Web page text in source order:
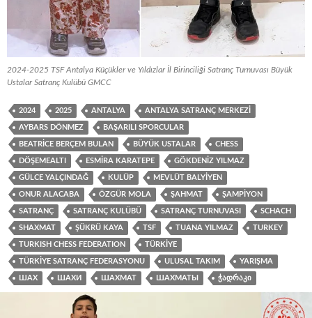
2024-2025 TSF Antalya Küçükler ve Yıldızlar İl Birinciliği Satranç Turnuvası Büyük
Ustalar Satranç Kulübü GMCC
2024 2025 ANTALYA ANTALYA SATRANÇ MERKEZI
AYBARS DÖNMEZ BAŞARILI SPORCULAR
BEATRICE BERÇEM BULAN BÜYÜK USTALAR CHESS
DÖŞEMEALTI ESMIRA KARATEPE GÖKDENIZ YILMAZ
GÜLCE YALÇINDAĞ KULÜP MEVLÜT BALYIYEN
ONUR ALACABA ÖZGÜR MOLA ŞAHMAT ŞAMPIYON
SATRANÇ SATRANÇ KULÜBÜ SATRANÇ TURNUVASI SCHACH
SHAXMAT ŞÜKRÜ KAYA TSF TUANA YILMAZ TURKEY
TURKISH CHESS FEDERATION TÜRKIYE
TÜRKIYE SATRANÇ FEDERASYONU ULUSAL TAKIM YARIŞMA
ШАХ ШАХИ ШАХМАТ ШАХМАТЫ ᲭᲐᲓᲠᲐᲙᲘ